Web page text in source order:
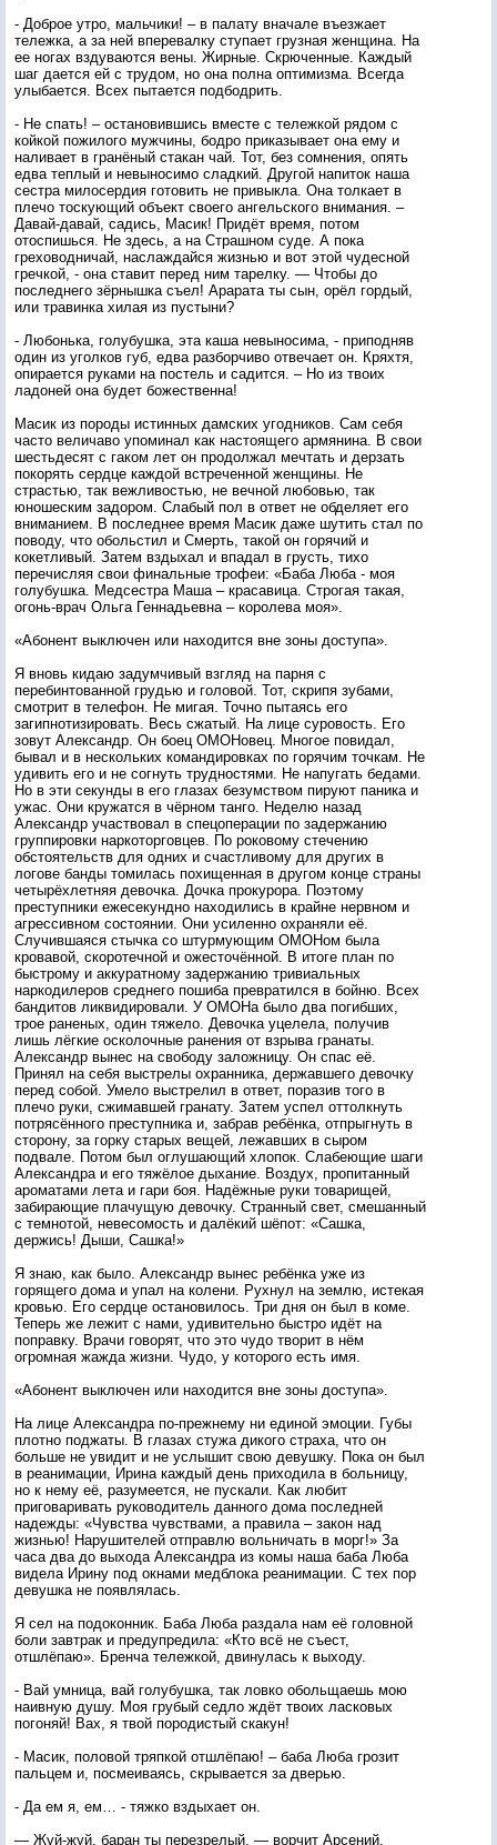
- Доброе утро, мальчики! – в палату вначале въезжает
тележка, а за ней вперевалку ступает грузная женщина. На
ее ногах вздуваются вены. Жирные. Скрюченные. Каждый
шаг дается ей с трудом, но она полна оптимизма. Всегда
улыбается. Всех пытается подбодрить.
- Не спать! – остановившись вместе с тележкой рядом с
койкой пожилого мужчины, бодро приказывает она ему и
наливает в гранёный стакан чай. Тот, без сомнения, опять
едва теплый и невыносимо сладкий. Другой напиток наша
сестра милосердия готовить не привыкла. Она толкает в
плечо тоскующий объект своего ангельского внимания. –
Давай-давай, садись, Масик! Придёт время, потом
отоспишься. Не здесь, а на Страшном суде. А пока
греховодничай, наслаждайся жизнью и вот этой чудесной
гречкой, - она ставит перед ним тарелку. — Чтобы до
последнего зёрнышка съел! Арарата ты сын, орёл гордый,
или травинка хилая из пустыни?
- Любонька, голубушка, эта каша невыносима, - приподняв
один из уголков губ, едва разборчиво отвечает он. Кряхтя,
опирается руками на постель и садится. – Но из твоих
ладоней она будет божественна!
Масик из породы истинных дамских угодников. Сам себя
часто величаво упоминал как настоящего армянина. В свои
шестьдесят с гаком лет он продолжал мечтать и дерзать
покорять сердце каждой встреченной женщины. Не
страстью, так вежливостью, не вечной любовью, так
юношеским задором. Слабый пол в ответ не обделяет его
вниманием. В последнее время Масик даже шутить стал по
поводу, что обольстил и Смерть, такой он горячий и
кокетливый. Затем вздыхал и впадал в грусть, тихо
перечисляя свои финальные трофеи: «Баба Люба - моя
голубушка. Медсестра Маша – красавица. Строгая такая,
огонь-врач Ольга Геннадьевна – королева моя».
«Абонент выключен или находится вне зоны доступа».
Я вновь кидаю задумчивый взгляд на парня с
перебинтованной грудью и головой. Тот, скрипя зубами,
смотрит в телефон. Не мигая. Точно пытаясь его
загипнотизировать. Весь сжатый. На лице суровость. Его
зовут Александр. Он боец ОМОНовец. Многое повидал,
бывал и в нескольких командировках по горячим точкам. Не
удивить его и не согнуть трудностями. Не напугать бедами.
Но в эти секунды в его глазах безумством пируют паника и
ужас. Они кружатся в чёрном танго. Неделю назад
Александр участвовал в спецоперации по задержанию
группировки наркоторговцев. По роковому стечению
обстоятельств для одних и счастливому для других в
логове банды томилась похищенная в другом конце страны
четырёхлетняя девочка. Дочка прокурора. Поэтому
преступники ежесекундно находились в крайне нервном и
агрессивном состоянии. Они усиленно охраняли её.
Случившаяся стычка со штурмующим ОМОНом была
кровавой, скоротечной и ожесточённой. В итоге план по
быстрому и аккуратному задержанию тривиальных
наркодилеров среднего пошиба превратился в бойню. Всех
бандитов ликвидировали. У ОМОНа было два погибших,
трое раненых, один тяжело. Девочка уцелела, получив
лишь лёгкие осколочные ранения от взрыва гранаты.
Александр вынес на свободу заложницу. Он спас её.
Принял на себя выстрелы охранника, державшего девочку
перед собой. Умело выстрелил в ответ, поразив того в
плечо руки, сжимавшей гранату. Затем успел оттолкнуть
потрясённого преступника и, забрав ребёнка, отпрыгнуть в
сторону, за горку старых вещей, лежавших в сыром
подвале. Потом был оглушающий хлопок. Слабеющие шаги
Александра и его тяжёлое дыхание. Воздух, пропитанный
ароматами лета и гари боя. Надёжные руки товарищей,
забирающие плачущую девочку. Странный свет, смешанный
с темнотой, невесомость и далёкий шёпот: «Сашка,
держись! Дыши, Сашка!»
Я знаю, как было. Александр вынес ребёнка уже из
горящего дома и упал на колени. Рухнул на землю, истекая
кровью. Его сердце остановилось. Три дня он был в коме.
Теперь же лежит с нами, удивительно быстро идёт на
поправку. Врачи говорят, что это чудо творит в нём
огромная жажда жизни. Чудо, у которого есть имя.
«Абонент выключен или находится вне зоны доступа».
На лице Александра по-прежнему ни единой эмоции. Губы
плотно поджаты. В глазах стужа дикого страха, что он
больше не увидит и не услышит свою девушку. Пока он был
в реанимации, Ирина каждый день приходила в больницу,
но к нему её, разумеется, не пускали. Как любит
приговаривать руководитель данного дома последней
надежды: «Чувства чувствами, а правила – закон над
жизнью! Нарушителей отправлю вольничать в морг!» За
часа два до выхода Александра из комы наша баба Люба
видела Ирину под окнами медблока реанимации. С тех пор
девушка не появлялась.
Я сел на подоконник. Баба Люба раздала нам её головной
боли завтрак и предупредила: «Кто всё не съест,
отшлёпаю». Бренча тележкой, двинулась к выходу.
- Вай умница, вай голубушка, так ловко обольщаешь мою
наивную душу. Моя грубый седло ждёт твоих ласковых
погоняй! Вах, я твой породистый скакун!
- Масик, половой тряпкой отшлёпаю! – баба Люба грозит
пальцем и, посмеиваясь, скрывается за дверью.
- Да ем я, ем… - тяжко вздыхает он.
— Жуй-жуй, баран ты перезрелый, — ворчит Арсений,